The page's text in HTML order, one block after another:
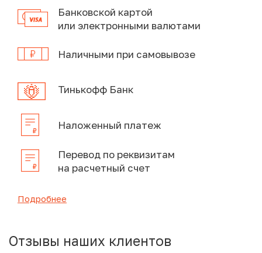
Банковской картой
или электронными валютами
Наличными при самовывозе
Тинькофф Банк
Наложенный платеж
Перевод по реквизитам
на расчетный счет
Подробнее
Отзывы наших клиентов